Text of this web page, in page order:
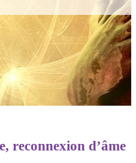
reconnexion d’âme